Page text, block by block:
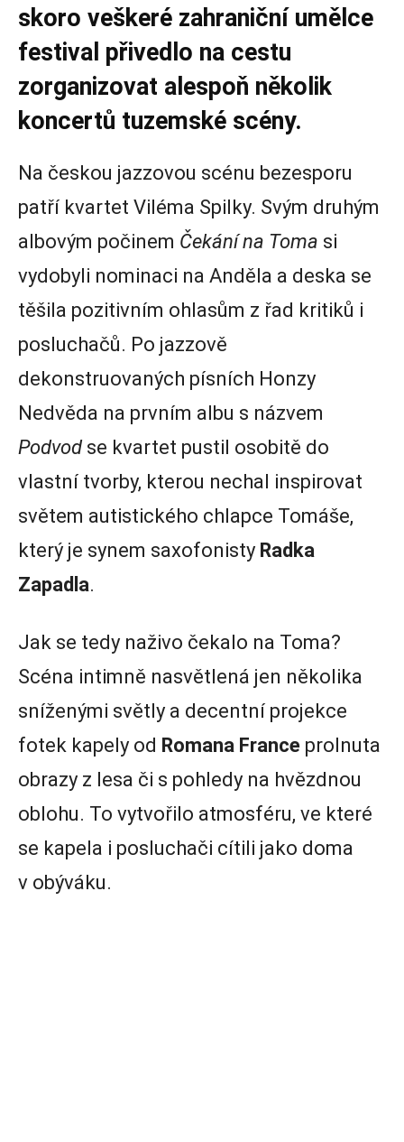
skoro veškeré zahraniční umělce
festival přivedlo na cestu
zorganizovat alespoň několik
koncertů tuzemské scény.
Na českou jazzovou scénu bezesporu
patří kvartet Viléma Spilky. Svým druhým
albovým počinem Čekání na Toma si
vydobyli nominaci na Anděla a deska se
těšila pozitivním ohlasům z řad kritiků i
posluchačů. Po jazzově
dekonstruovaných písních Honzy
Nedvěda na prvním albu s názvem
Podvodse kvartet pustil osobitě do
vlastní tvorby, kterou nechal inspirovat
světem autistického chlapce Tomáše,
který je synem saxofonisty Radka
Zapadla.
Jak se tedy naživo čekalo na Toma?
Scéna intimně nasvětlená jen několika
sníženými světly a decentní projekce
fotek kapely od Romana France prolnuta
obrazy z lesa či s pohledy na hvězdnou
oblohu. To vytvořilo atmosféru, ve které
se kapela i posluchači cítili jako doma
v obýváku.